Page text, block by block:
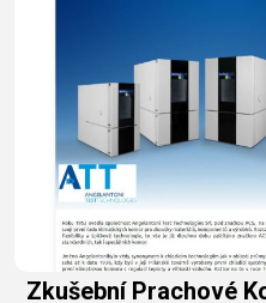
Zkušební Prachové